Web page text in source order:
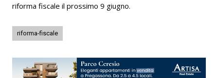
riforma fiscale il prossimo 9 giugno.
riforma-fiscale